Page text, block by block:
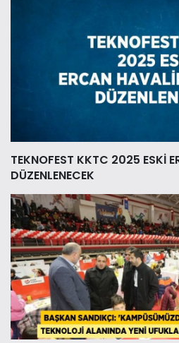
TEKNOFEST KKTC 2025 ESKİ
DÜZENLENECEK